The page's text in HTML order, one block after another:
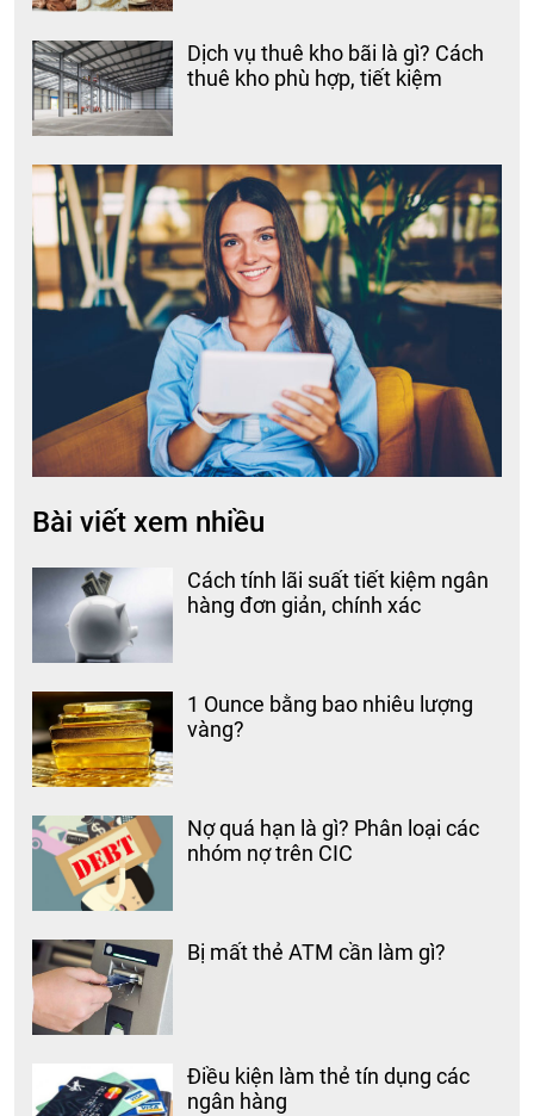
Dịch vụ thuê kho bãi là gì? Cách
thuê kho phù hợp, tiết kiệm
Bài viết xem nhiều
Cách tính lãi suất tiết kiệm ngân
hàng đơn giản, chính xác
1 Ounce bằng bao nhiêu lượng
vàng?
Nợ quá hạn là gì? Phân loại các
nhóm nợ trên CIC
Bị mất thẻ ATM cần làm gì?
Điều kiện làm thẻ tín dụng các
ngân hàng